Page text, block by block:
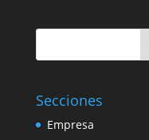
Secciones
Empresa